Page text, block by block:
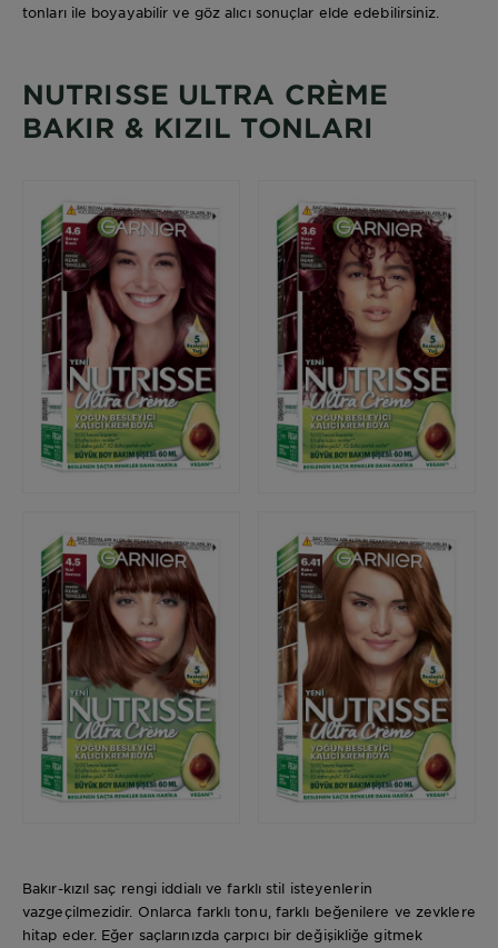
tonları ile boyayabilir ve göz alıcı sonuçlar elde edebilirsiniz.
NUTRISSE ULTRA CRÈME
BAKIR & KIZIL TONLARI
Bakır-kızıl saç rengi iddialı ve farklı stil isteyenlerin
vazgeçilmezidir. Onlarca farklı tonu, farklı beğenilere ve zevklere
hitap eder. Eğer saçlarınızda çarpıcı bir değişikliğe gitmek